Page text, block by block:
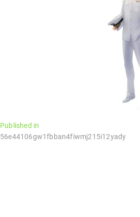
文
章
Published in
56e44106gw1fbban4fiwmj215i12yady